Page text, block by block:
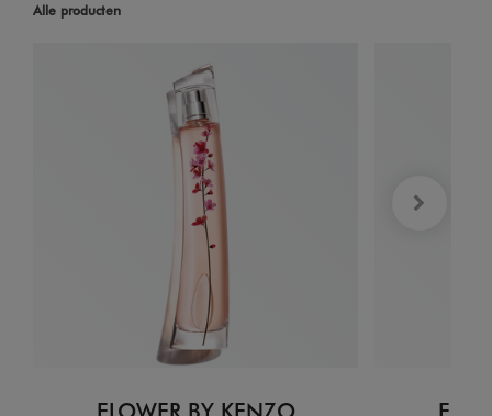
Alle producten
FLOWER BY KENZO